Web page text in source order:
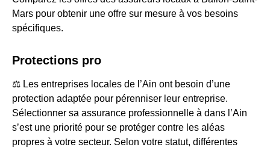
Mars pour obtenir une offre sur mesure à vos besoins
spécifiques.
Protections pro
⚖️ Les entreprises locales de l’Ain ont besoin d’une
protection adaptée pour pérenniser leur entreprise.
Sélectionner sa assurance professionnelle à dans l’Ain
s’est une priorité pour se protéger contre les aléas
propres à votre secteur. Selon votre statut, différentes